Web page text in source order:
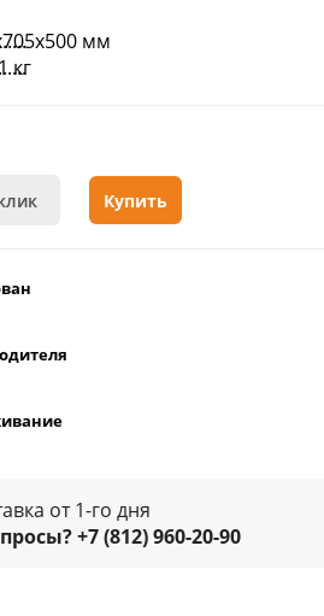
мм
кг
Купить
от 1-го дня
+7 (812) 960-20-90